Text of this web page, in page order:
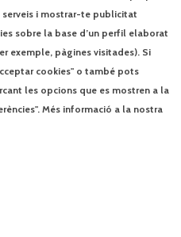
serveis i mostrar-te publicitat
sobre la base d’un perfil elaborat
exemple, pàgines visitades). Si
cookies" o també pots
les opcions que es mostren a la
Més informació a la nostra